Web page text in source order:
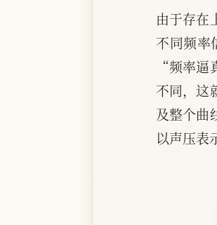
由于存在
不同频率
“频率逼
不同，这
及整个曲
以声压表